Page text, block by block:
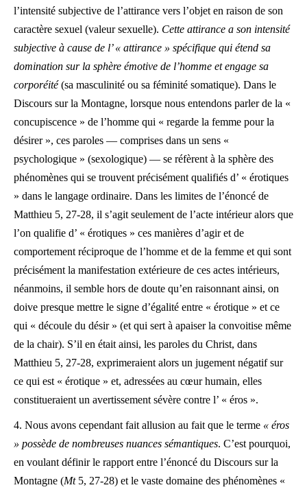
l’intensité subjective de l’attirance vers l’objet en raison de son
caractère sexuel (valeur sexuelle). Cette attirance a son intensité
subjective à cause de l’ « attirance » spécifique qui étend sa
domination sur la sphère émotive de l’homme et engage sa
corporéité(sa masculinité ou sa féminité somatique). Dans le
Discours sur la Montagne, lorsque nous entendons parler de la «
concupiscence » de l’homme qui « regarde la femme pour la
désirer », ces paroles — comprises dans un sens «
psychologique » (sexologique) — se réfèrent à la sphère des
phénomènes qui se trouvent précisément qualifiés d’ « érotiques
» dans le langage ordinaire. Dans les limites de l’énoncé de
Matthieu 5, 27-28, il s’agit seulement de l’acte intérieur alors que
l’on qualifie d’ « érotiques » ces manières d’agir et de
comportement réciproque de l’homme et de la femme et qui sont
précisément la manifestation extérieure de ces actes intérieurs,
néanmoins, il semble hors de doute qu’en raisonnant ainsi, on
doive presque mettre le signe d’égalité entre « érotique » et ce
qui « découle du désir » (et qui sert à apaiser la convoitise même
de la chair). S’il en était ainsi, les paroles du Christ, dans
Matthieu 5, 27-28, exprimeraient alors un jugement négatif sur
ce qui est « érotique » et, adressées au cœur humain, elles
constitueraient un avertissement sévère contre l’ « éros ».
4. Nous avons cependant fait allusion au fait que le terme « éros
» possède de nombreuses nuances sémantiques. C’est pourquoi,
en voulant définir le rapport entre l’énoncé du Discours sur la
Montagne (Mt5, 27-28) et le vaste domaine des phénomènes «